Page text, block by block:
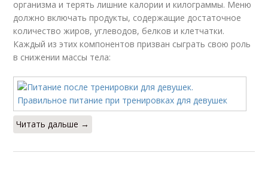
организма и терять лишние калории и килограммы. Меню
должно включать продукты, содержащие достаточное
количество жиров, углеводов, белков и клетчатки.
Каждый из этих компонентов призван сыграть свою роль
в снижении массы тела:
Читать дальше →